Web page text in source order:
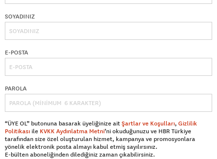
SOYADINIZ
E-POSTA
PAROLA
“ÜYE OL” butonuna basarak üyeliğinize aitŞartlar ve Koşulları, Gizlilik
Politikası ile KVKK Aydınlatma Metni’ni okuduğunuzu ve HBR Türkiye
tarafından size özel oluşturulan hizmet, kampanya ve promosyonlara
yönelik elektronik posta almayı kabul etmiş sayılırsınız.
E-bülten aboneliğinden dilediğiniz zaman çıkabilirsiniz.